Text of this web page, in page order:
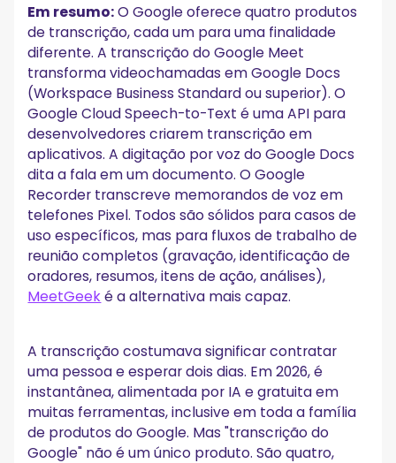
Transcrição do Google Meet
Google Cloud Speech-to-Text
Digitação por voz do Google Docs
Google Recorder
Onde a transcrição do Google fica aquém para
equipes
A melhor alternativa à transcrição do Google:
MeetGeek
MeetGeek vs transcrição do Google Meet: lado a
lado
Qual ferramenta de transcrição do Google você
deve realmente usar?
Perguntas Frequentes sobre transcrição do Google
Qual a precisão da transcrição do Google Meet?
O que é a API de fala para texto do Google?
Como uso o serviço de transcrição do Google Docs?
O Google Meet tem itens de ação automáticos?
Posso transcrever um Google Meet gratuitamente?
Qual a melhor alternativa para a transcrição do Google
Meet?
Em resumo:O Google oferece quatro produtos
de transcrição, cada um para uma finalidade
diferente. A transcrição do Google Meet
transforma videochamadas em Google Docs
(Workspace Business Standard ou superior). O
Google Cloud Speech-to-Text é uma API para
desenvolvedores criarem transcrição em
aplicativos. A digitação por voz do Google Docs
dita a fala em um documento. O Google
Recorder transcreve memorandos de voz em
telefones Pixel. Todos são sólidos para casos de
uso específicos, mas para fluxos de trabalho de
reunião completos (gravação, identificação de
oradores, resumos, itens de ação, análises),
MeetGeeké a alternativa mais capaz.
A transcrição costumava significar contratar
uma pessoa e esperar dois dias. Em 2026, é
instantânea, alimentada por IA e gratuita em
muitas ferramentas, inclusive em toda a família
de produtos do Google. Mas "transcrição do
Google" não é um único produto. São quatro,